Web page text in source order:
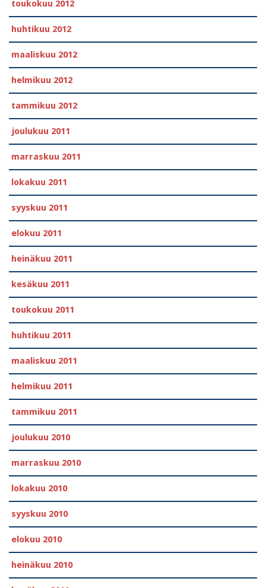
toukokuu 2012
huhtikuu 2012
maaliskuu 2012
helmikuu 2012
tammikuu 2012
joulukuu 2011
marraskuu 2011
lokakuu 2011
syyskuu 2011
elokuu 2011
heinäkuu 2011
kesäkuu 2011
toukokuu 2011
huhtikuu 2011
maaliskuu 2011
helmikuu 2011
tammikuu 2011
joulukuu 2010
marraskuu 2010
lokakuu 2010
syyskuu 2010
elokuu 2010
heinäkuu 2010